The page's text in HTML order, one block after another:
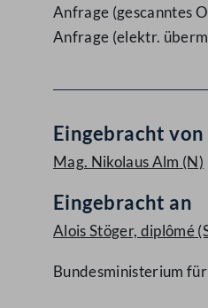
Anfrage (gescanntes
Anfrage (elektr.
Eingebracht von
Mag. Nikolaus Alm (N)
Eingebracht an
Alois Stöger, diplômé
Bundesministerium